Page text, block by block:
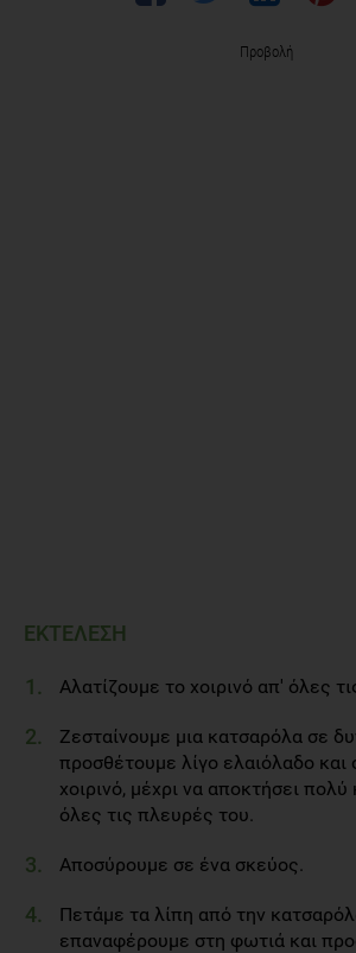
Προβολή
ΕΚΤΕΛΕΣΗ
Αλατίζουμε το χοιρινό απ' όλες
Ζεσταίνουμε μια κατσαρόλα σε
προσθέτουμε λίγο ελαιόλαδο και
χοιρινό, μέχρι να αποκτήσει
όλες τις πλευρές του.
Αποσύρουμε σε ένα σκεύος.
Πετάμε τα λίπη από την
επαναφέρουμε στη φωτιά και